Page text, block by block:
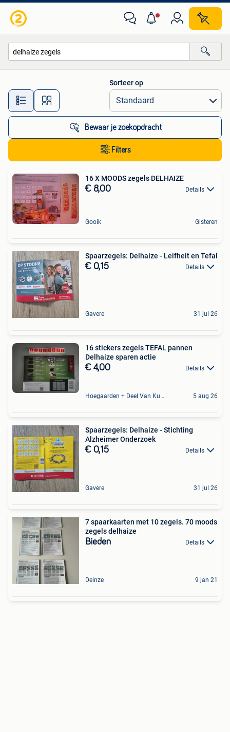
Alle afstanden…
Sorteer op
Bewaar je zoekopdracht
Filters
16 X MOODS zegels DELHAIZE
€ 8,00 Details
Gooik Gisteren
Spaarzegels: Delhaize - Leifheit en Tefal
€ 0,15 Details
Gavere 31 jul 26
16 stickers zegels TEFAL pannen
Delhaize sparen actie
€ 4,00 Details
Hoegaarden + Deel Van Kumtich + Deel Van Tienen 5 aug 26
Spaarzegels: Delhaize - Stichting
Alzheimer Onderzoek
€ 0,15 Details
Gavere 31 jul 26
7 spaarkaarten met 10 zegels. 70 moods
zegels delhaize
Bieden Details
Deinze 9 jan 21